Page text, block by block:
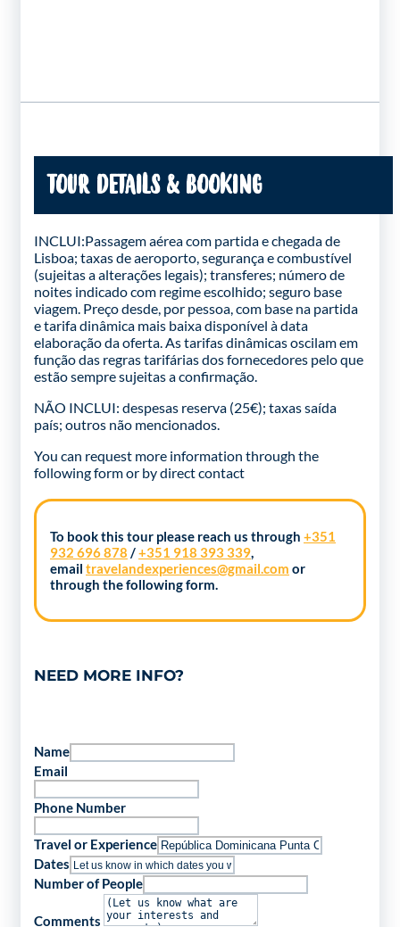
TOUR DETAILS & BOOKING
INCLUI:Passagem aérea com partida e chegada de
Lisboa; taxas de aeroporto, segurança e combustível
(sujeitas a alterações legais); transferes; número de
noites indicado com regime escolhido; seguro base
viagem. Preço desde, por pessoa, com base na partida
e tarifa dinâmica mais baixa disponível à data
elaboração da oferta. As tarifas dinâmicas oscilam em
função das regras tarifárias dos fornecedores pelo que
estão sempre sujeitas a confirmação.
NÃO INCLUI: despesas reserva (25€); taxas saída
país; outros não mencionados.
You can request more information through the
following formor by direct contact
To book this tour please reach us through +351
932 696 878 /+351 918 393 339,
email travelandexperiences@gmail.com or
through the following form.
NEED MORE INFO?
Name
Email
Phone Number
Travel or Experience
Dates
Number of People
Comments